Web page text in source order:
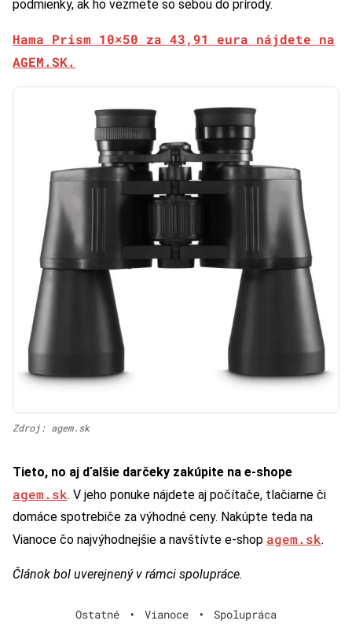
podmienky, ak ho vezmete so sebou do prírody.
Hama Prism 10×50 za 43,91 eura nájdete na
AGEM.SK.
Zdroj: agem.sk
Tieto, no aj ďalšie darčeky zakúpite na e-shope
agem.sk. V jeho ponuke nájdete aj počítače, tlačiarne či
domáce spotrebiče za výhodné ceny. Nakúpte teda na
Vianoce čo najvýhodnejšie a navštívte e-shop agem.sk.
Článok bol uverejnený v rámci spolupráce.
Ostatné • Vianoce • Spolupráca